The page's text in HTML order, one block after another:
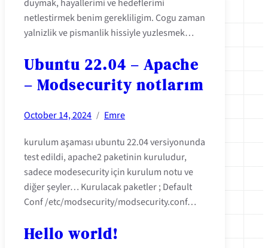
duymak, hayallerimi ve hedeflerimi
netlestirmek benim gerekliligim. Cogu zaman
yalnizlik ve pismanlik hissiyle yuzlesmek…
Ubuntu 22.04 – Apache
– Modsecurity notlarım
October 14, 2024 / Emre
kurulum aşaması ubuntu 22.04 versiyonunda
test edildi, apache2 paketinin kuruludur,
sadece modesecurity için kurulum notu ve
diğer şeyler… Kurulacak paketler ; Default
Conf /etc/modsecurity/modsecurity.conf…
Hello world!